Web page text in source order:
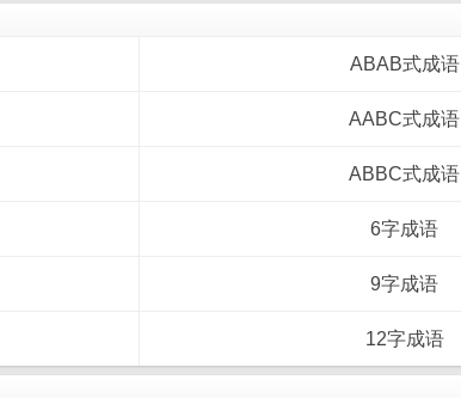
ABAB式成语
AABC式成语
ABBC式成语
6字成语
9字成语
12字成语